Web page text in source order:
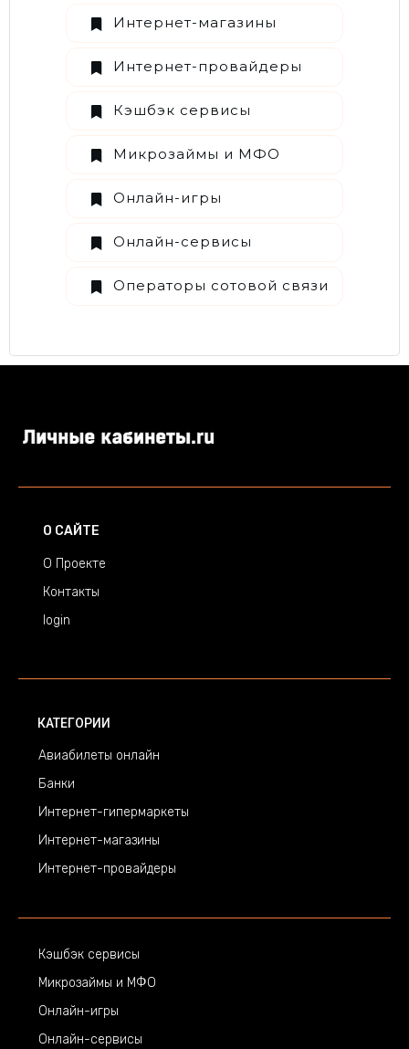
Интернет-магазины
Интернет-провайдеры
Кэшбэк сервисы
Микрозаймы и МФО
Онлайн-игры
Онлайн-сервисы
Операторы сотовой связи
О САЙТЕ
О Проекте
Контакты
login
КАТЕГОРИИ
Авиабилеты онлайн
Банки
Интернет-гипермаркеты
Интернет-магазины
Интернет-провайдеры
Кэшбэк сервисы
Микрозаймы и МФО
Онлайн-игры
Онлайн-сервисы